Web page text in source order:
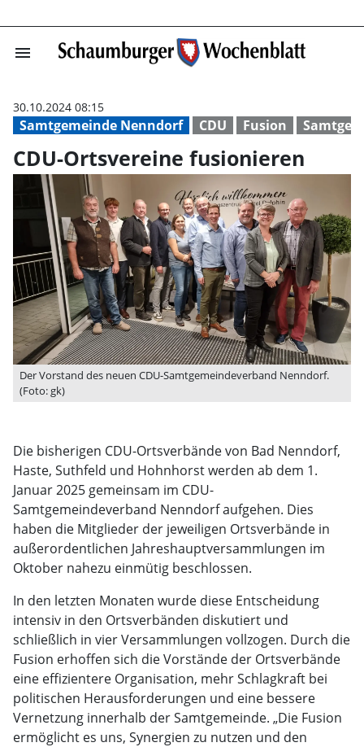
menu CDU-
Samtgemeinde Nenndorf CDU Fusion
30.10.2024 08:15
CDU-Ortsvereine fusionieren
Der Vorstand des neuen CDU-Samtgemeindeverband Nenndorf.
(Foto: gk)
Die bisherigen CDU-Ortsverbände von Bad Nenndorf,
Haste, Suthfeld und Hohnhorst werden ab dem 1.
Januar 2025 gemeinsam im CDU-
Samtgemeindeverband Nenndorf aufgehen. Dies
haben die Mitglieder der jeweiligen Ortsverbände in
außerordentlichen Jahreshauptversammlungen im
Oktober nahezu einmütig beschlossen.
In den letzten Monaten wurde diese Entscheidung
intensiv in den Ortsverbänden diskutiert und
schließlich in vier Versammlungen vollzogen. Durch die
Fusion erhoffen sich die Vorstände der Ortsverbände
eine effizientere Organisation, mehr Schlagkraft bei
politischen Herausforderungen und eine bessere
Vernetzung innerhalb der Samtgemeinde. „Die Fusion
ermöglicht es uns, Synergien zu nutzen und den